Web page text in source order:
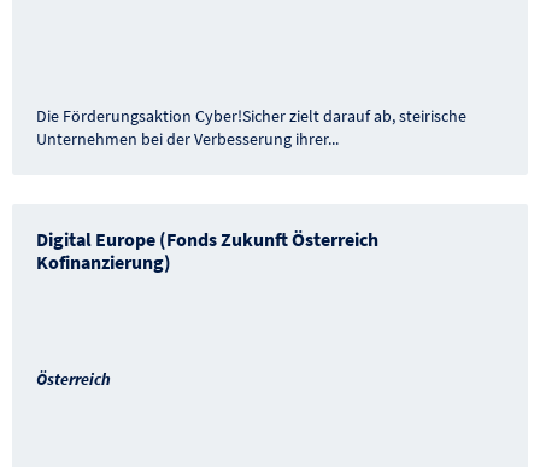
Die Förderungsaktion Cyber!Sicher zielt darauf ab, steirische
Unternehmen bei der Verbesserung ihrer...
Digital Europe (Fonds Zukunft Österreich
Kofinanzierung)
Österreich